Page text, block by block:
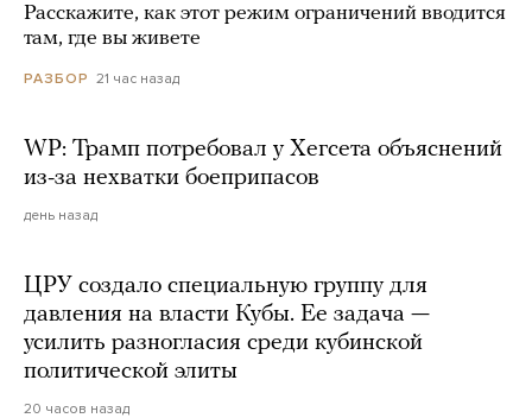
Расскажите, как этот режим ограничений вводится
там, где вы живете
РАЗБОР 21 час назад
WP: Трамп потребовал у Хегсета объяснений
из-за нехватки боеприпасов
день назад
ЦРУ создало специальную группу для
давления на власти Кубы. Ее задача —
усилить разногласия среди кубинской
политической элиты
20 часов назад